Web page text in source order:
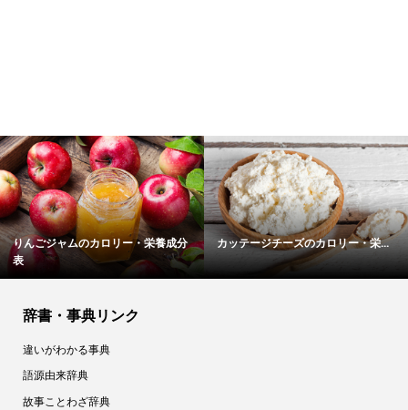
ロメインレタスのカロリー・栄養... 鶏手羽のカロリー・栄養成分表
辞書・事典リンク
違いがわかる事典
語源由来辞典
故事ことわざ辞典